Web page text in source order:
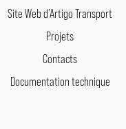
Site Web d’Artigo Transport
Projets
Contacts
Documentation technique